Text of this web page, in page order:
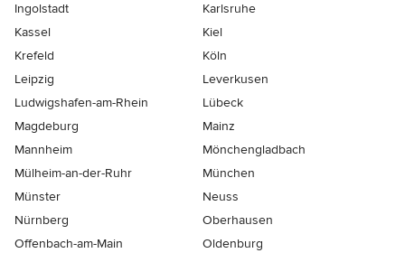
Ingolstadt
Karlsruhe
Kassel
Kiel
Krefeld
Köln
Leipzig
Leverkusen
Ludwigshafen-am-Rhein
Lübeck
Magdeburg
Mainz
Mannheim
Mönchen­gladbach
Mülheim-an-der-Ruhr
München
Münster
Neuss
Nürnberg
Oberhausen
Offenbach-am-Main
Oldenburg